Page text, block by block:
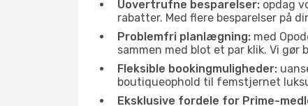
Uovertrufne besparelser: opdag
rabatter. Med flere besparelser på
Problemfri planlægning: med
sammen med blot et par klik. Vi
Fleksible bookingmuligheder:
boutiqueophold til femstjernet
Eksklusive fordele for Prime-